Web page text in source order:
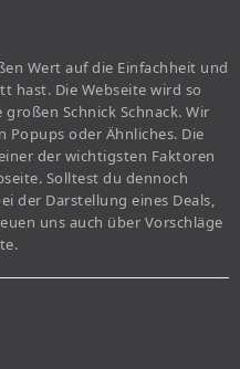
Wert auf die Einfachheit und
hast. Die Webseite wird so
Schnick Schnack. Wir
oder Ähnliches. Die
der wichtigsten Faktoren
Solltest du dennoch
der Darstellung eines Deals,
uns auch über Vorschläge